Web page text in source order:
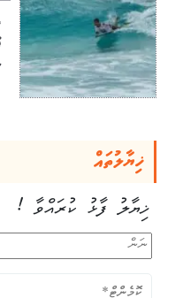
ޚިޔާލުތައް
ޚިޔާލު ފާޅު ކުރައްވާ !